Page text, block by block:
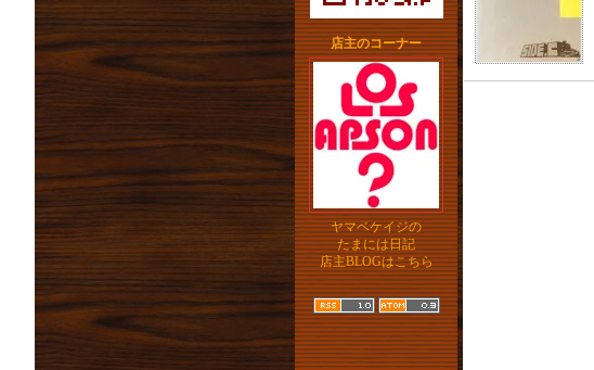
店主のコーナー
ヤマベケイジの
たまには日記
店主BLOGはこちら